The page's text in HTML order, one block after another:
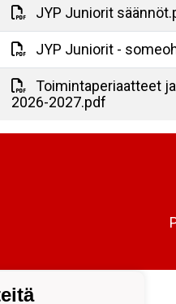
JYP Juniorit
JYP Juniorit -
Toimintaperiaatteet
2026-2027.pdf